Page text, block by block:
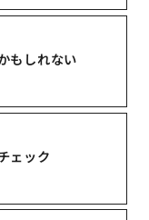
もしれない
ェック